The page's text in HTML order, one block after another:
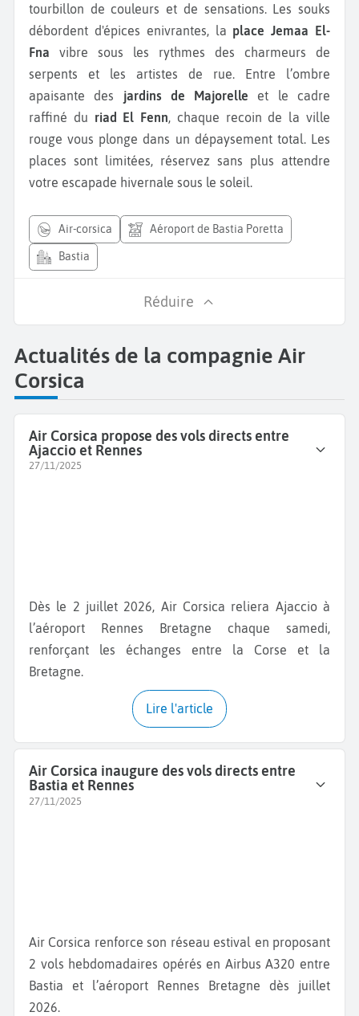
tourbillon de couleurs et de sensations. Les souks
débordent d'épices enivrantes, la place Jemaa El-
Fna vibre sous les rythmes des charmeurs de
serpents et les artistes de rue. Entre l’ombre
apaisante des jardins de Majorelle et le cadre
raffiné du riad El Fenn, chaque recoin de la ville
rouge vous plonge dans un dépaysement total. Les
places sont limitées, réservez sans plus attendre
votre escapade hivernale sous le soleil.
air-corsica Aéroport de Bastia Poretta
Bastia
Réduire
Actualités de la compagnie Air
Corsica
Air Corsica propose des vols directs entre
Ajaccio et Rennes
27/11/2025
Dès le 2 juillet 2026, Air Corsica reliera Ajaccio à
l’aéroport Rennes Bretagne chaque samedi,
renforçant les échanges entre la Corse et la
Bretagne.
Lire l'article
Air Corsica inaugure des vols directs entre
Bastia et Rennes
27/11/2025
Air Corsica renforce son réseau estival en proposant
2 vols hebdomadaires opérés en Airbus A320 entre
Bastia et l’aéroport Rennes Bretagne dès juillet
2026.